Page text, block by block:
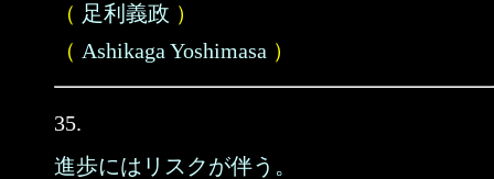
（ 足利義政 ）
（ Ashikaga Yoshimasa ）
35.
進歩にはリスクが伴う。